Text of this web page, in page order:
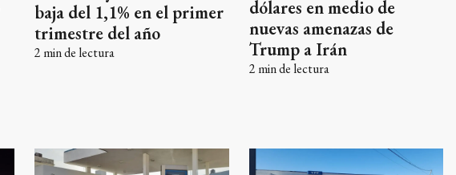
baja del 1,1% en el primer
trimestre del año
2 min de lectura
dólares en medio de
nuevas amenazas de
Trump a Irán
2 min de lectura